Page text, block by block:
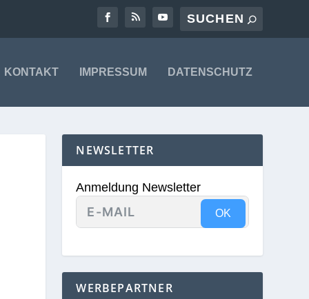
KONTAKT IMPRESSUM DATENSCHUTZ
NEWSLETTER
Anmeldung Newsletter
OK
WERBEPARTNER